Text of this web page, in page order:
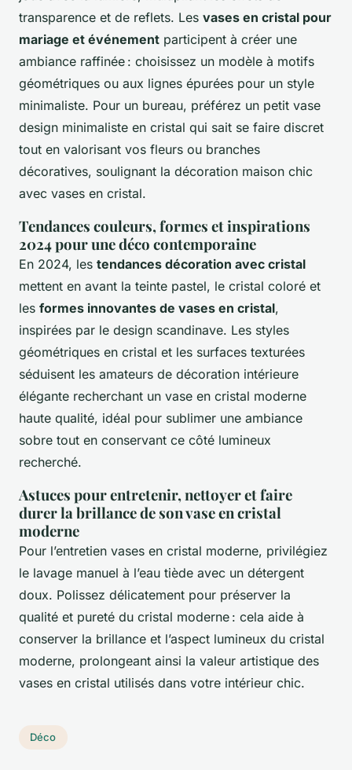
transparence et de reflets. Les vases en cristal pour
mariage et événement participent à créer une
ambiance raffinée : choisissez un modèle à motifs
géométriques ou aux lignes épurées pour un style
minimaliste. Pour un bureau, préférez un petit vase
design minimaliste en cristal qui sait se faire discret
tout en valorisant vos fleurs ou branches
décoratives, soulignant la décoration maison chic
avec vases en cristal.
Tendances couleurs, formes et inspirations
2024 pour une déco contemporaine
En 2024, les tendances décoration avec cristal
mettent en avant la teinte pastel, le cristal coloré et
les formes innovantes de vases en cristal,
inspirées par le design scandinave. Les styles
géométriques en cristal et les surfaces texturées
séduisent les amateurs de décoration intérieure
élégante recherchant un vase en cristal moderne
haute qualité, idéal pour sublimer une ambiance
sobre tout en conservant ce côté lumineux
recherché.
Astuces pour entretenir, nettoyer et faire
durer la brillance de son vase en cristal
moderne
Pour l’entretien vases en cristal moderne, privilégiez
le lavage manuel à l’eau tiède avec un détergent
doux. Polissez délicatement pour préserver la
qualité et pureté du cristal moderne : cela aide à
conserver la brillance et l’aspect lumineux du cristal
moderne, prolongeant ainsi la valeur artistique des
vases en cristal utilisés dans votre intérieur chic.
Déco